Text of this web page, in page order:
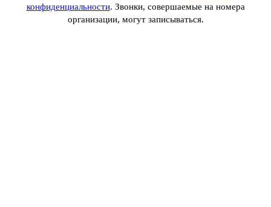
конфиденциальности. Звонки, совершаемые на номера
организации, могут записываться.